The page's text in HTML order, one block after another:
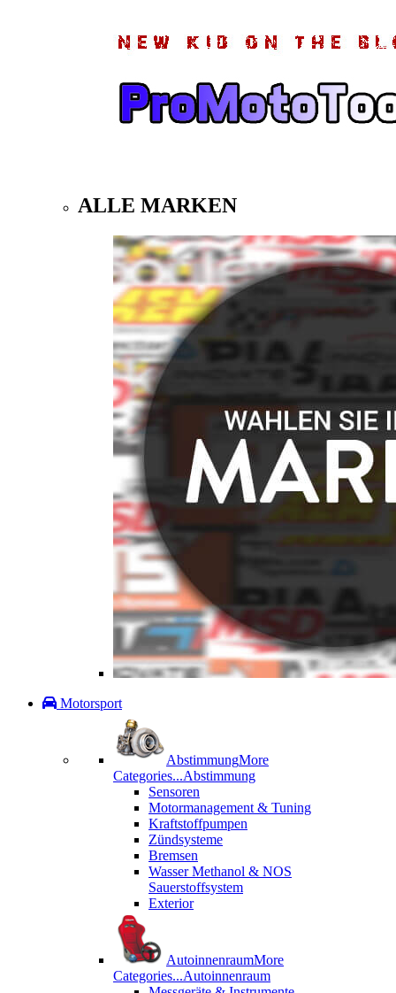
ALLE MARKEN
Motorsport
AbstimmungMore
Categories...Abstimmung
Sensoren
Motormanagement & Tuning
Kraftstoffpumpen
Zündsysteme
Bremsen
Wasser Methanol & NOS
Sauerstoffsystem
Exterior
AutoinnenraumMore
Categories...Autoinnenraum